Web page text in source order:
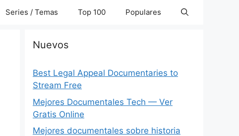
Series / Temas Top 100 Populares
Nuevos
Best Legal Appeal Documentaries to
Stream Free
Mejores Documentales Tech — Ver
Gratis Online
Mejores documentales sobre historia